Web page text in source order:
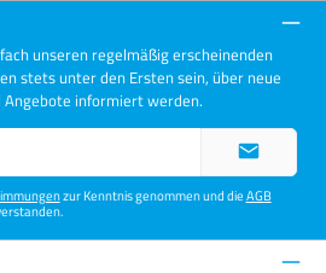
unseren regelmäßig erscheinenden
stets unter den Ersten sein, über neue
Angebote informiert werden.
zur Kenntnis genommen und dieAGB